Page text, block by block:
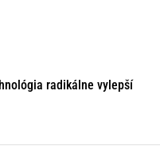
radikálne vylepší